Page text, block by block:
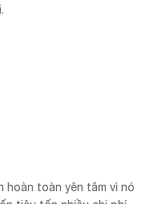
hoàn toàn yên tâm vì nó